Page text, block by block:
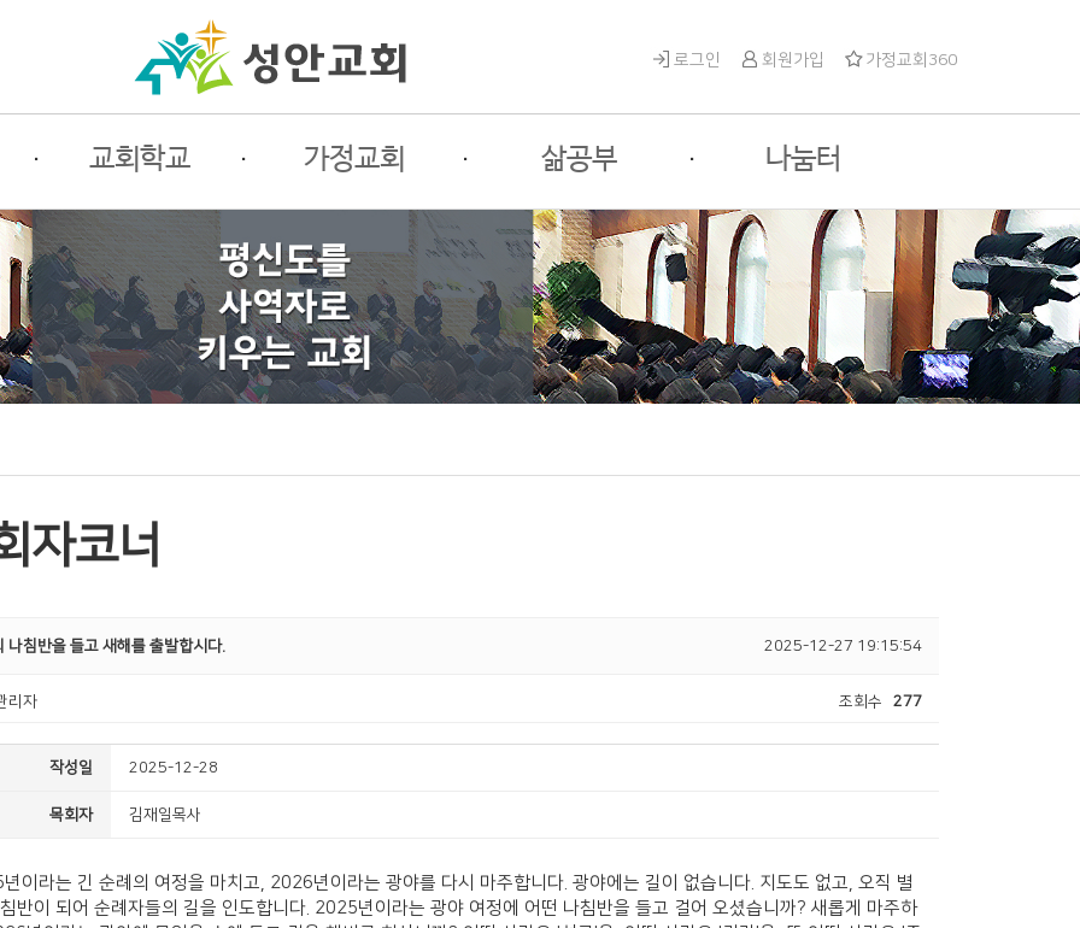
로그인 회원가입 가정교회360
· 교회학교
사랑부
유치부
유초등부
청소년부
· 가정교회
가정교회란
초원소개
평신도세미나
· 삶공부
전체과정안내
필수과목 안내
선택과목 안내
· 나눔터
성안나눔터
게스트나눔터
자유게시판
사진게시판
영상게시판
자코너
나침반을 들고 새해를 출발합시다. 2025-12-27 19:15:54
리자 조회수 277
작성일 2025-12-28
목회자 김재일목사
이라는 긴 순례의 여정을 마치고, 2026년이라는 광야를 다시 마주합니다. 광야에는 길이 없습니다. 지도도 없고, 오직 별
반이 되어 순례자들의 길을 인도합니다. 2025년이라는 광야 여정에 어떤 나침반을 들고 걸어 오셨습니까? 새롭게 마주하